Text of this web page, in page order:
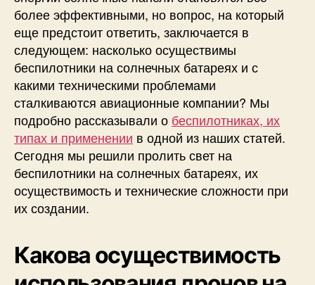
более эффективными, но вопрос, на который
еще предстоит ответить, заключается в
следующем: насколько осуществимы
беспилотники на солнечных батареях и с
какими техническими проблемами
сталкиваются авиационные компании? Мы
подробно рассказывали о беспилотниках, их
типах и применении в одной из наших статей.
Сегодня мы решили пролить свет на
беспилотники на солнечных батареях, их
осуществимость и технические сложности при
их создании.
Какова осуществимость